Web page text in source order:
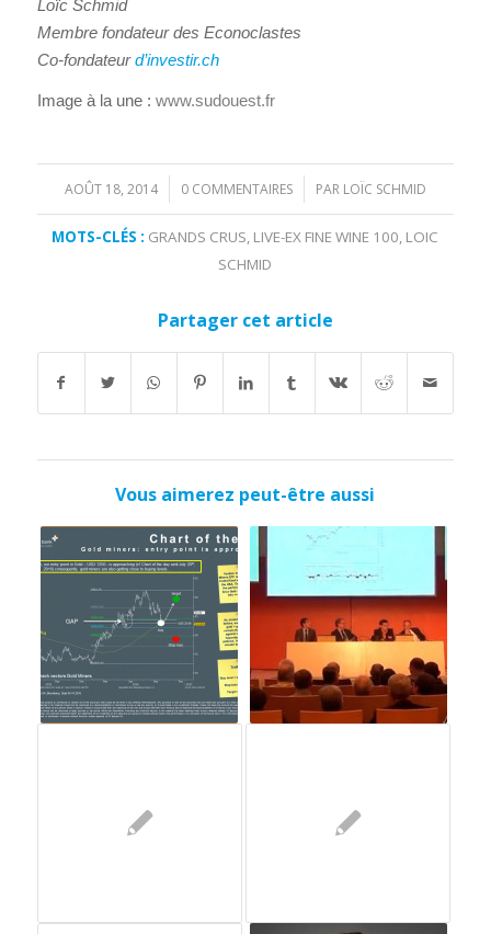
Loïc Schmid
Membre fondateur des Econoclastes
Co-fondateurd’investir.ch
Image à la une : www.sudouest.fr
AOÛT 18, 2014
/ 0 COMMENTAIRES
/ PAR LOÏC SCHMID
MOTS-CLÉS : GRANDS CRUS, LIVE-EX FINE WINE 100, LOIC
SCHMID
Partager cet article
Vous aimerez peut-être aussi